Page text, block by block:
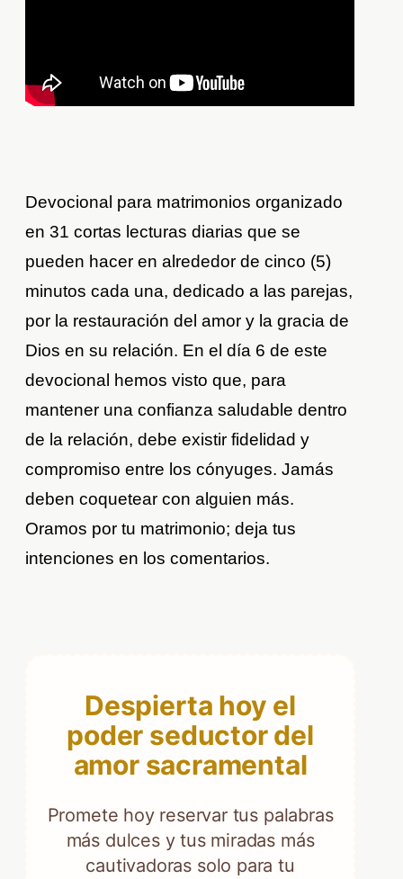
Devocional para matrimonios organizado
en 31 cortas lecturas diarias que se
pueden hacer en alrededor de cinco (5)
minutos cada una, dedicado a las parejas,
por la restauración del amor y la gracia de
Dios en su relación. En el día 6 de este
devocional hemos visto que, para
mantener una confianza saludable dentro
de la relación, debe existir fidelidad y
compromiso entre los cónyuges. Jamás
deben coquetear con alguien más.
Oramos por tu matrimonio; deja tus
intenciones en los comentarios.
Despierta hoy el
poder seductor del
amor sacramental
Promete hoy reservar tus palabras
más dulces y tus miradas más
cautivadoras solo para tu